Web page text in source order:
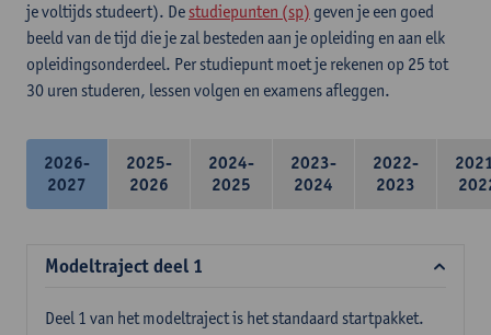
je voltijds studeert). De studiepunten (sp) geven je een goed
beeld van de tijd die je zal besteden aan je opleiding en aan elk
opleidingsonderdeel. Per studiepunt moet je rekenen op 25 tot
30 uren studeren, lessen volgen en examens afleggen.
2026-
2027
2025-
2026
2024-
2025
2023-
2024
2022-
2023
Modeltraject deel 1
Deel 1 van het modeltraject is het standaard startpakket.